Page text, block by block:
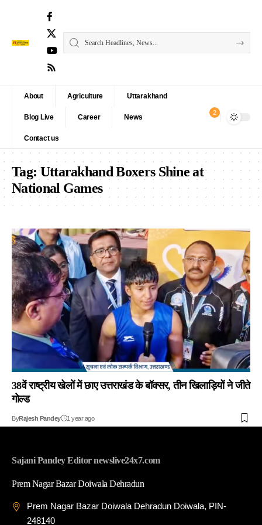
About Agriculture Uttarakhand
Blog Live Career News
Contact us
2
Tag:Uttarakhand Boxers Shine at
National Games
38वें राष्ट्रीय खेलों में छाए उत्तराखंड के बॉक्सर, तीन खिलाड़ियों ने जीते
गोल्ड
ByRajesh Pandey 1 year ago
Sajani Pandey Editor newslive24x7.com
Prem Nagar Bazar Doiwala Dehradun
Prem Nagar Bazar Doiwala Dehradun Doiwala, PIN-
248140